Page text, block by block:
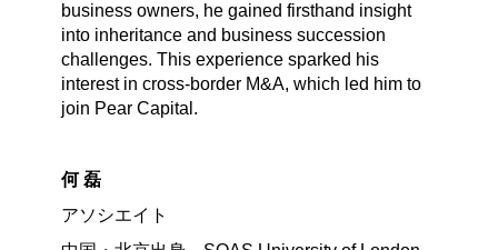
business owners, he gained firsthand insight
into inheritance and business succession
challenges. This experience sparked his
interest in cross-border M&A, which led him to
join Pear Capital.
何 磊
アソシエイト